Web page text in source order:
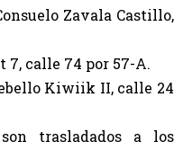
Zavala Castillo,
7, calle 74 por 57-A.
Kiwiik II, calle 24
trasladados a los